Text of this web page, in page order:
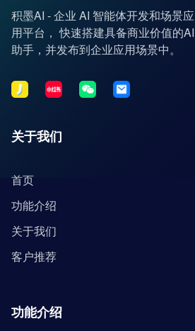
积墨AI - 企业 AI 智能体开发和场景应
用平台， 快速搭建具备商业价值的AI
助手，并发布到企业应用场景中。
关于我们
首页
功能介绍
关于我们
客户推荐
功能介绍